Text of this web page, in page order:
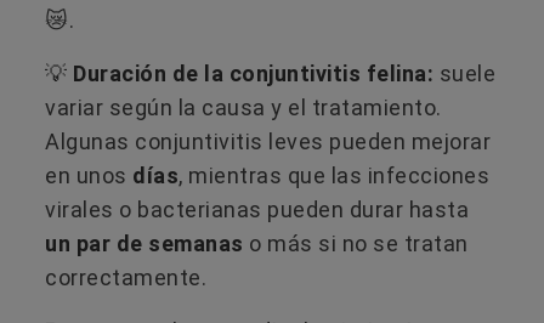
😿.
💡 Duración de la conjuntivitis felina: suele
variar según la causa y el tratamiento.
Algunas conjuntivitis leves pueden mejorar
en unos días, mientras que las infecciones
virales o bacterianas pueden durar hasta
un par de semanas o más si no se tratan
correctamente.